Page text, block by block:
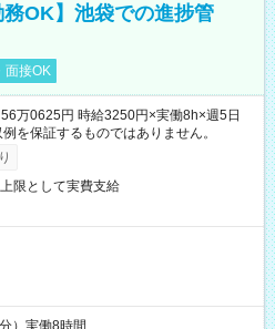
OK】池袋での進捗管
面接OK
万0625円 時給3250円×実働8h×週5日
を保証するものではありません。
限として実費支給
）実働8時間